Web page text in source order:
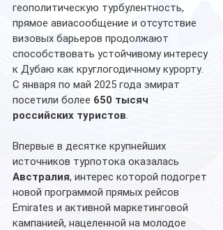
геополитическую турбулентность,
прямое авиасообщение и отсутствие
визовых барьеров продолжают
способствовать устойчивому интересу
к Дубаю как круглогодичному курорту.
С января по май 2025 года эмират
посетили более 650 тысяч
российских туристов.
Впервые в десятке крупнейших
источников турпотока оказалась
Австралия, интерес которой подогрет
новой программой прямых рейсов
Emirates и активной маркетинговой
кампанией, нацеленной на молодое